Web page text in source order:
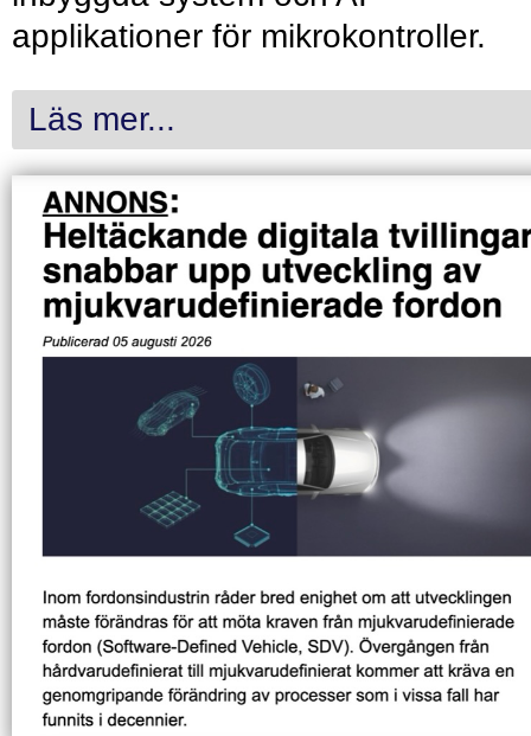
applikationer för mikrokontroller.
Läs mer...